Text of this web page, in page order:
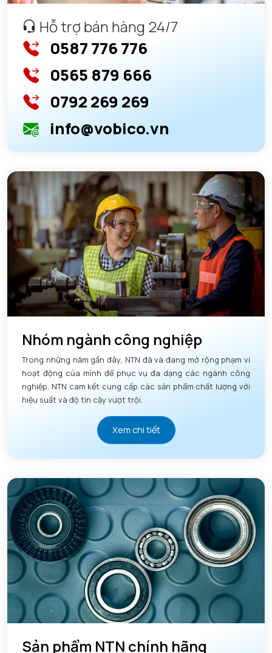
Hỗ trợ bán hàng 24/7
0587 776 776
0565 879 666
0792 269 269
info@vobico.vn
Nhóm ngành công nghiệp
Trong những năm gần đây, NTN đã và đang mở rộng phạm vi
hoạt động của mình để phục vụ đa dạng các ngành công
nghiệp. NTN cam kết cung cấp các sản phẩm chất lượng với
hiệu suất và độ tin cậy vượt trội.
Xem chi tiết
Sản phẩm NTN chính hãng